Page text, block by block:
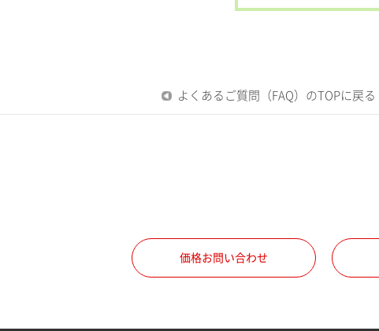
よくあるご質問（FAQ）のTOPに戻る
価格お問い合わせ